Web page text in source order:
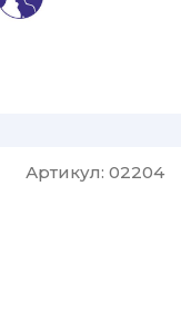
Артикул: 02204